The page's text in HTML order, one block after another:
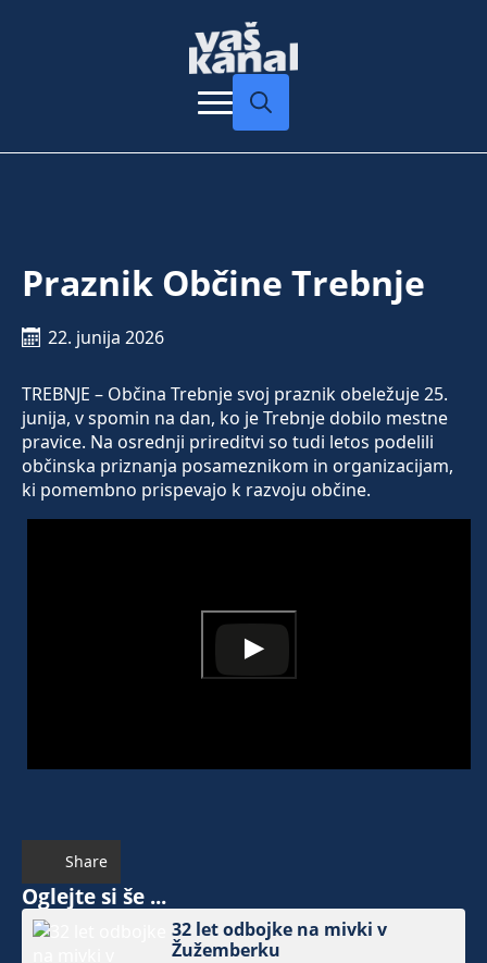
Praznik Občine Trebnje
22. junija 2026
TREBNJE – Občina Trebnje svoj praznik obeležuje 25.
junija, v spomin na dan, ko je Trebnje dobilo mestne
pravice. Na osrednji prireditvi so tudi letos podelili
občinska priznanja posameznikom in organizacijam,
ki pomembno prispevajo k razvoju občine.
Share
Oglejte si še ...
32 let odbojke na mivki v
Žužemberku